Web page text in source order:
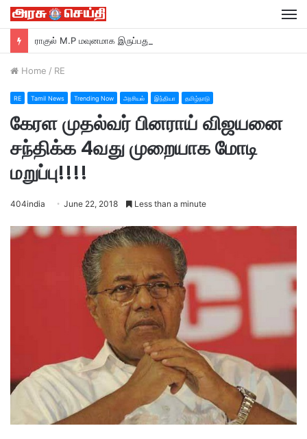
Home / RE
RE Tamil News Trending Now அரசியல் இந்தியா தமிழ்நாடு
கேரள முதல்வர் பினராய் விஜயனை
சந்திக்க 4வது முறையாக மோடி
மறுப்பு!!!!
404india June 22, 2018 Less than a minute